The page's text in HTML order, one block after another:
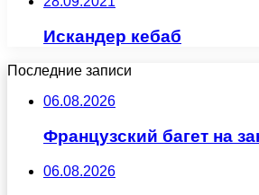
Искандер кебаб
Последние записи
06.08.2026
Французский багет на
06.08.2026